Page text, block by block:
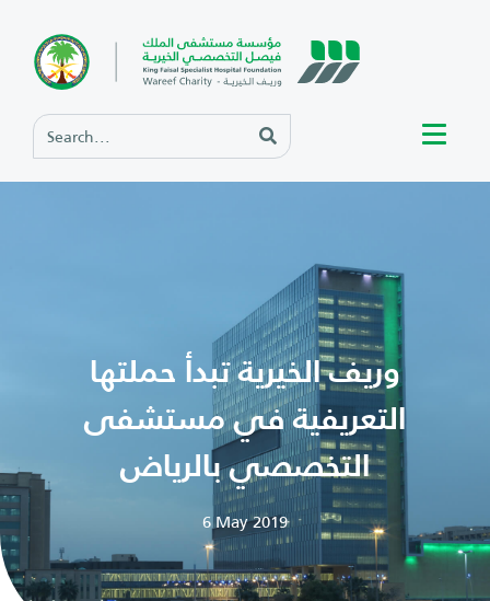
وريف الخيرية تبدأ حملتها
التعريفية في مستشفى
التخصصي بالرياض
6 May 2019